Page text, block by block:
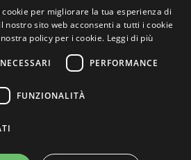
per migliorare la tua esperienza di
nostro sito web acconsenti a tutti i cookie
policy per i cookie. Leggi di più
PERFORMANCE
FUNZIONALITÀ